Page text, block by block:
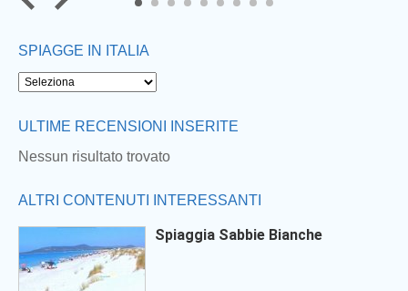
8
SPIAGGE IN ITALIA
ULTIME RECENSIONI INSERITE
Nessun risultato trovato
ALTRI CONTENUTI INTERESSANTI
Spiaggia Sabbie Bianche